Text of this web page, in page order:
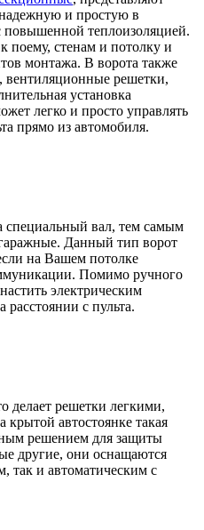
и простую в
повышенной теплоизоляцией.
поему, стенам и потолку и
монтажа. В ворота также
вентиляционные решетки,
установка
легко и просто управлять
прямо из автомобиля.
вал, тем самым
Данный тип ворот
на Вашем потолке
Помимо ручного
электрическим
с пульта.
делает решетки легкими,
автостоянке такая
решением для защиты
другие, они оснащаются
так и автоматическим с